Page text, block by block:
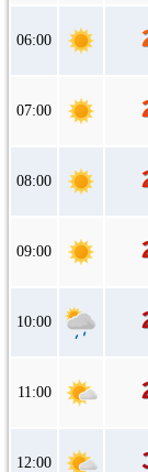
06:00
07:00
08:00
09:00
10:00
11:00
12:00